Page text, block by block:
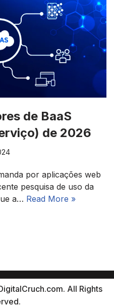
de BaaS
de 2026
por aplicações web
pesquisa de uso da
a… Read More »
All Rights